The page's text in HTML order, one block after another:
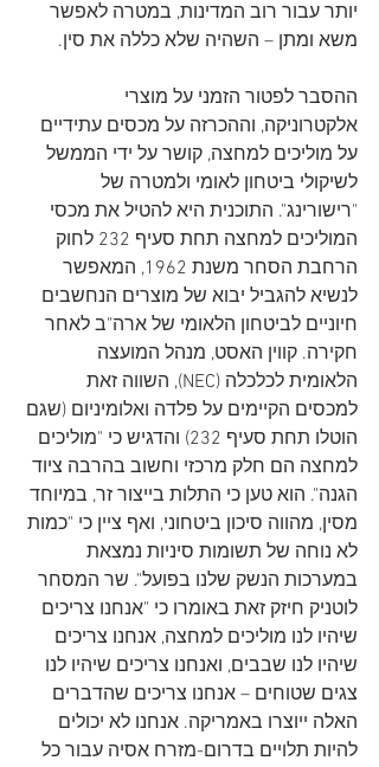
יותר עבור רוב המדינות, במטרה לאפשר
משא ומתן – השהיה שלא כללה את סין.
ההסבר לפטור הזמני על מוצרי
אלקטרוניקה, וההכרזה על מכסים עתידיים
על מוליכים למחצה, קושר על ידי הממשל
לשיקולי ביטחון לאומי ולמטרה של
"רישורינג". התוכנית היא להטיל את מכסי
המוליכים למחצה תחת סעיף 232 לחוק
הרחבת הסחר משנת 1962, המאפשר
לנשיא להגביל יבוא של מוצרים הנחשבים
חיוניים לביטחון הלאומי של ארה"ב לאחר
חקירה. קווין האסט, מנהל המועצה
הלאומית לכלכלה (NEC), השווה זאת
למכסים הקיימים על פלדה ואלומיניום (שגם
הוטלו תחת סעיף 232) והדגיש כי "מוליכים
למחצה הם חלק מרכזי וחשוב בהרבה ציוד
הגנה". הוא טען כי התלות בייצור זר, במיוחד
מסין, מהווה סיכון ביטחוני, ואף ציין כי "כמות
לא נוחה של תשומות סיניות נמצאת
במערכות הנשק שלנו בפועל". שר המסחר
לוטניק חיזק זאת באומרו כי "אנחנו צריכים
שיהיו לנו מוליכים למחצה, אנחנו צריכים
שיהיו לנו שבבים, ואנחנו צריכים שיהיו לנו
צגים שטוחים – אנחנו צריכים שהדברים
האלה ייוצרו באמריקה. אנחנו לא יכולים
להיות תלויים בדרום-מזרח אסיה עבור כל